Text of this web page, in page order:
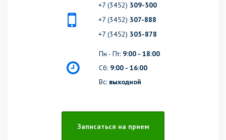
+7 (3452) 309-500
+7 (3452) 307-888
+7 (3452) 305-878
Пн - Пт: 9:00 - 18:00
Сб: 9:00 - 16:00
Вс: выходной
Записаться на прием